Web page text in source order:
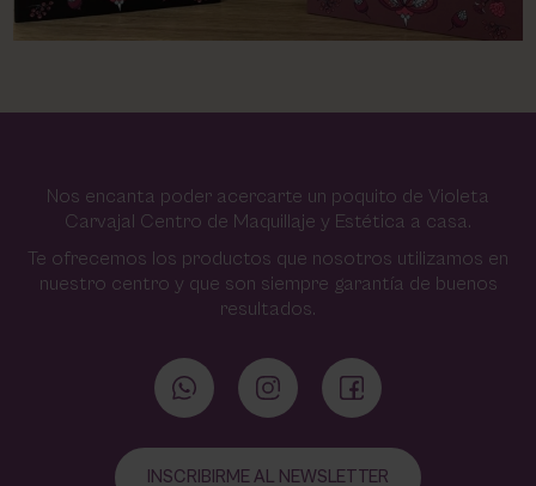
Nos encanta poder acercarte un poquito de Violeta
Carvajal Centro de Maquillaje y Estética a casa.
Te ofrecemos los productos que nosotros utilizamos en
nuestro centro y que son siempre garantía de buenos
resultados.
INSCRIBIRME AL NEWSLETTER